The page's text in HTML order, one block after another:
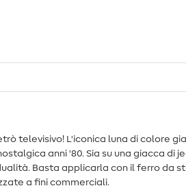
televisivo! L'iconica luna di colore
anni '80. Sia su una giacca di
Basta applicarla con il ferro da
a fini commerciali.